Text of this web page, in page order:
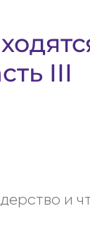
III
и